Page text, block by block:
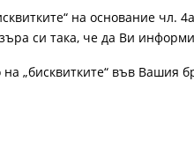
на основание чл.
си така, че да Ви
„бисквитките“ във Вашия